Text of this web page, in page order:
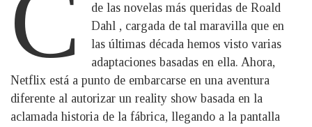
de las novelas más queridas de Roald
Dahl , cargada de tal maravilla que en
las últimas década hemos visto varias
adaptaciones basadas en ella. Ahora,
Netflix está a punto de embarcarse en una aventura
diferente al autorizar un reality show basada en la
aclamada historia de la fábrica, llegando a la pantalla